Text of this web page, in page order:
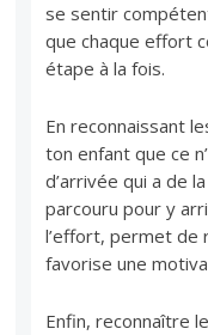
se sentir
que chaque effort
étape à la fois.
En reconnaissant
ton enfant que ce
d’arrivée qui a de
parcouru pour y
l’effort, permet de
favorise une
Enfin, reconnaître